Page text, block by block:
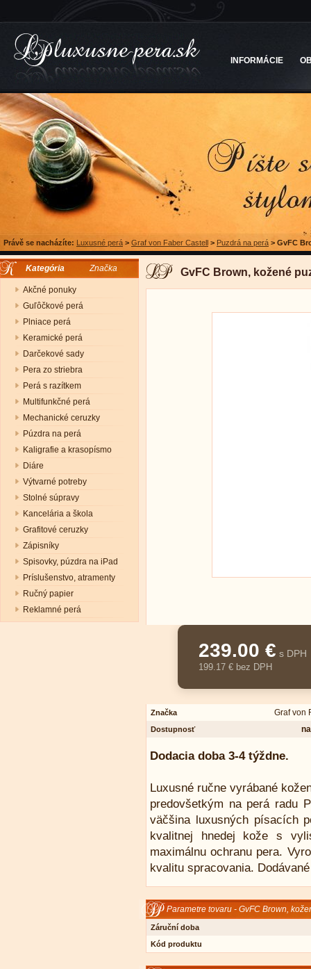
INFORMÁCIE
Právě se nacházíte: Luxusné perá > Graf von Faber Castell > Puzdrá na perá > GvFC
Kategória Značka
Akčné ponuky
Guľôčkové perá
Plniace perá
Keramické perá
Darčekové sady
Pera zo striebra
Perá s razítkem
Multifunkčné perá
Mechanické ceruzky
Púzdra na perá
Kaligrafie a krasopísmo
Diáre
Výtvarné potreby
Stolné súpravy
Kancelária a škola
Grafitové ceruzky
Zápisníky
Spisovky, púzdra na iPad
Príslušenstvo, atramenty
Ručný papier
Reklamné perá
GvFC Brown, kožené
239.00 € s DPH
199.17 € bez DPH
Značka Graf von
Dostupnosť
Dodacia doba 3-4 týždne.
Luxusné ručne vyrábané
predovšetkým na perá radu
väčšina luxusných písacích
kvalitnej hnedej kože s
maximálnu ochranu pera.
kvalitu spracovania.
Parametre tovaru - GvFC Brown,
Záruční doba
Kód produktu